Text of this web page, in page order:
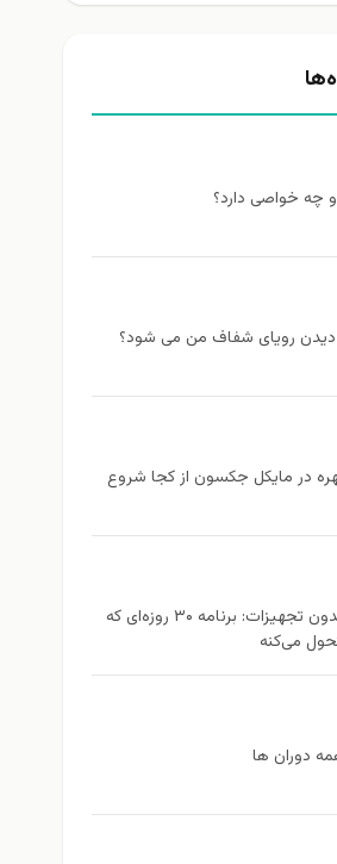
خواصی دارد؟
رویای شفاف من می شود؟
در مایکل جکسون از كجا شروع
تمرین در خانه بدون تجهیزات: برنامه ۳۰ روزه‌ای که
می‌کنه